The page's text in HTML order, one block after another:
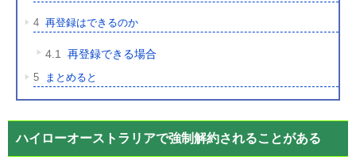
4 再登録はできるのか
4.1 再登録できる場合
5 まとめると
ハイローオーストラリアで強制解約されることがある